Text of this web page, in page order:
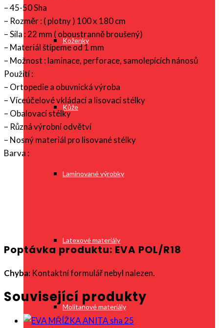
Koženky
Kůže
Laminované výrobky
Latexové materiály
Molitanové materiály
– 45-50 Sha
– Rozměr : ( plotny ) 100 x 180 cm
– Sila : 22 mm ( oboustranně broušený)
– Materiál štípeme od 1 mm
– Možnost : laminace, perforace, samolepících nánosů
Použití :
– Ortopedie a obuvnická výroba
– Víceúčelové vkládací a lisovací stélky
– Obalovací stélky
– Různá výrobní odvětví
– Nosný materiál pro lisované stélky
Barva :
Poptávka produktu: EVA POL/R18
Chyba: Kontaktní formulář nebyl nalezen.
Související produkty